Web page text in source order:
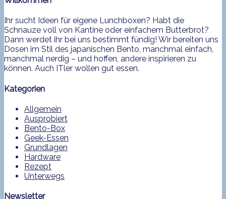
Ihr sucht Ideen für eigene Lunchboxen? Habt die
Schnauze voll von Kantine oder einfachem Butterbrot?
Dann werdet ihr bei uns bestimmt fündig! Wir bereiten uns
Dosen im Stil des japanischen Bento, manchmal einfach,
manchmal nerdig – und hoffen, andere inspirieren zu
können. Auch ITler wollen gut essen.
Kategorien
Allgemein
Ausprobiert
Bento-Box
Geek-Essen
Grundlagen
Hardware
Rezept
Unterwegs
Newsletter